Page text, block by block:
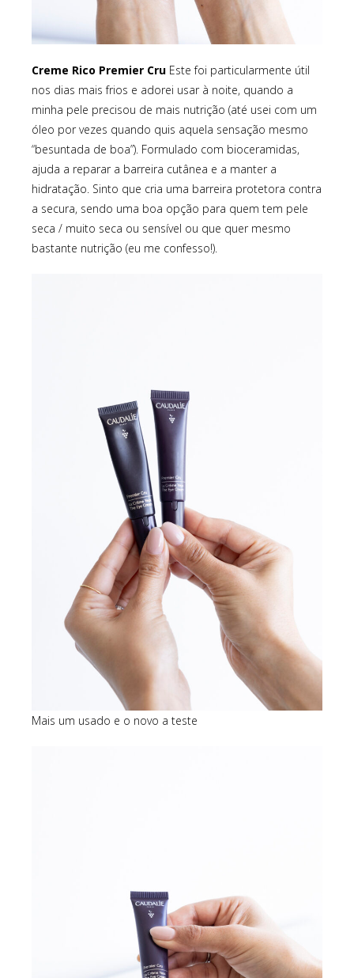
Creme Rico Premier Cru Este foi particularmente útil
nos dias mais frios e adorei usar à noite, quando a
minha pele precisou de mais nutrição (até usei com um
óleo por vezes quando quis aquela sensação mesmo
“besuntada de boa”). Formulado com bioceramidas,
ajuda a reparar a barreira cutânea e a manter a
hidratação. Sinto que cria uma barreira protetora contra
a secura, sendo uma boa opção para quem tem pele
seca / muito seca ou sensível ou que quer mesmo
bastante nutrição (eu me confesso!).
Mais um usado e o novo a teste